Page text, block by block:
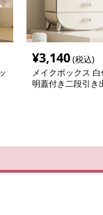
¥3,140(税込)
メイクボックス 白
明蓋付き二段引き